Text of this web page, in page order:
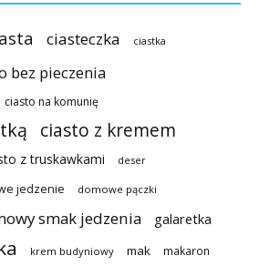
ciasteczka ciastka
bez pieczenia
ciasto na komunię
ciasto z kremem
z truskawkami deser
jedzenie domowe pączki
smak jedzenia galaretka
krem budyniowy mak makaron